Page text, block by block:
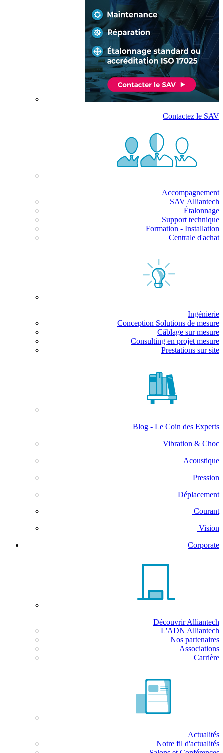
Contactez le SAV
Accompagnement
SAV Alliantech
Étalonnage
Support technique
Formation - Installation
Centrale d'achat
Ingénierie
Conception Solutions de mesure
Câblage sur mesure
Consulting en projet mesure
Prestations sur site
Blog - Le Coin des Experts
Vibration & Choc
Acoustique
Pression
Déplacement
Courant
Vision
Corporate
Découvrir Alliantech
L'ADN Alliantech
Nos partenaires
Associations
Carrière
Actualités
Notre fil d'actualités